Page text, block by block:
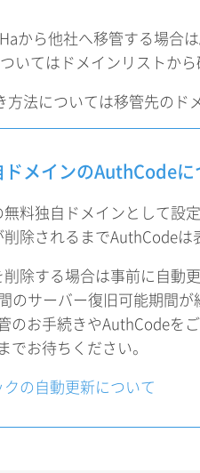
から他社へ移管する場合
いてはドメインリストから
法については移管先のド
ドメインのAuthCodeに
料独自ドメインとして設
除されるまでAuthCodeは
除する場合は事前に自動
のサーバー復旧可能期間
のお手続きやAuthCodeを
でお待ちください。
クの自動更新について